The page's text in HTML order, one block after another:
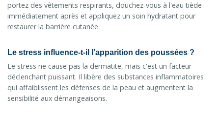
portez des vêtements respirants, douchez-vous à l'eau tiède
immédiatement après et appliquez un soin hydratant pour
restaurer la barrière cutanée.
Le stress influence-t-il l'apparition des poussées ?
Le stress ne cause pas la dermatite, mais c'est un facteur
déclenchant puissant. Il libère des substances inflammatoires
qui affaiblissent les défenses de la peau et augmentent la
sensibilité aux démangeaisons.